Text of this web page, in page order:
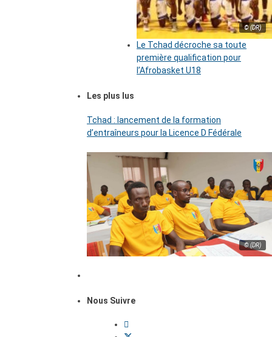
© (DR)
Le Tchad décroche sa toute
première qualification pour
l’Afrobasket U18
Les plus lus
Tchad : lancement de la formation
d’entraîneurs pour la Licence D Fédérale
© (DR)
Nous Suivre